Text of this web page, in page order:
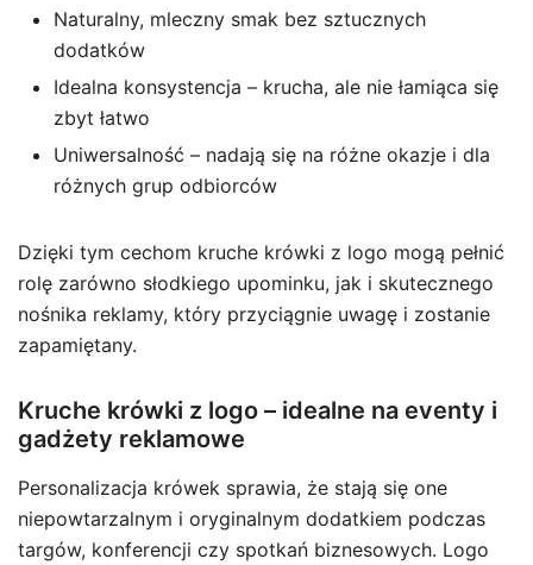
Naturalny, mleczny smak bez sztucznych
dodatków
Idealna konsystencja – krucha, ale nie łamiąca się
zbyt łatwo
Uniwersalność – nadają się na różne okazje i dla
różnych grup odbiorców
Dzięki tym cechom kruche krówki z logo mogą pełnić
rolę zarówno słodkiego upominku, jak i skutecznego
nośnika reklamy, który przyciągnie uwagę i zostanie
zapamiętany.
Kruche krówki z logo – idealne na eventy i
gadżety reklamowe
Personalizacja krówek sprawia, że stają się one
niepowtarzalnym i oryginalnym dodatkiem podczas
targów, konferencji czy spotkań biznesowych. Logo